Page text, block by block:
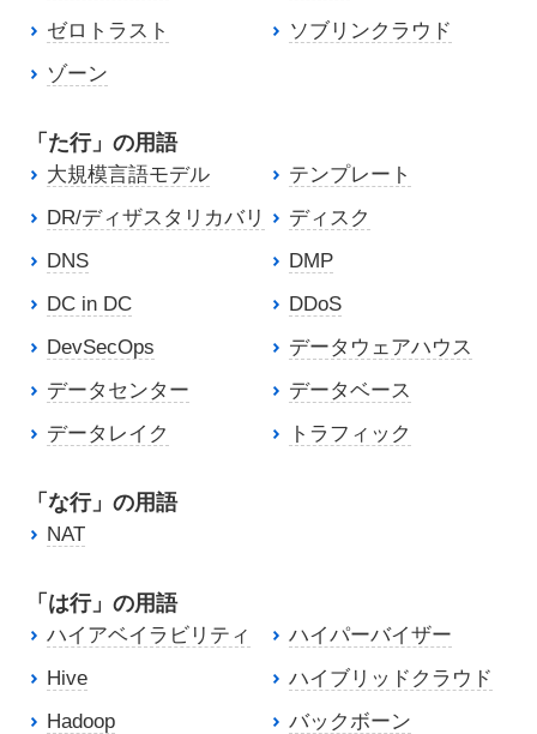
ゼロトラスト
ソブリンクラウド
ゾーン
「た行」の用語
大規模言語モデル
テンプレート
DR/ディザスタリカバリ
ディスク
DNS
DMP
DC in DC
DDoS
DevSecOps
データウェアハウス
データセンター
データベース
データレイク
トラフィック
「な行」の用語
NAT
「は行」の用語
ハイアベイラビリティ
ハイパーバイザー
Hive
ハイブリッドクラウド
Hadoop
バックボーン